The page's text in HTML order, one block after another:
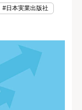
#日本実業出版社